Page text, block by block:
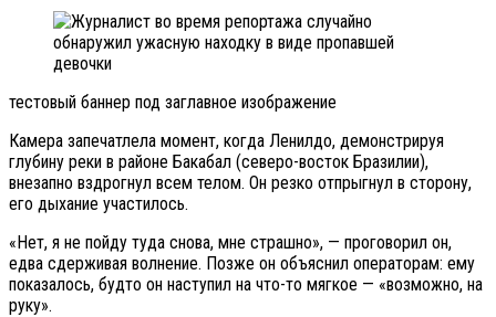
тестовый баннер под заглавное изображение
Камера запечатлела момент, когда Ленилдо, демонстрируя
глубину реки в районе Бакабал (северо-восток Бразилии),
внезапно вздрогнул всем телом. Он резко отпрыгнул в сторону,
его дыхание участилось.
«Нет, я не пойду туда снова, мне страшно», — проговорил он,
едва сдерживая волнение. Позже он объяснил операторам: ему
показалось, будто он наступил на что-то мягкое — «возможно, на
руку».